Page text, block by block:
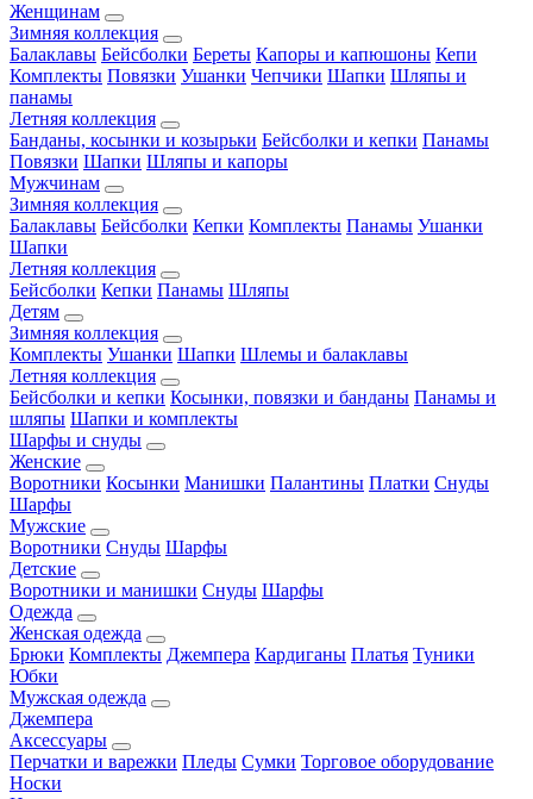
Женщинам
Зимняя коллекция
Балаклавы Бейсболки Береты Капоры и капюшоны Кепи
Комплекты Повязки Ушанки Чепчики Шапки Шляпы и
панамы
Летняя коллекция
Банданы, косынки и козырьки Бейсболки и кепки Панамы
Повязки Шапки Шляпы и капоры
Мужчинам
Зимняя коллекция
Балаклавы Бейсболки Кепки Комплекты Панамы Ушанки
Шапки
Летняя коллекция
Бейсболки Кепки Панамы Шляпы
Детям
Зимняя коллекция
Комплекты Ушанки Шапки Шлемы и балаклавы
Летняя коллекция
Бейсболки и кепки Косынки, повязки и банданы Панамы и
шляпы Шапки и комплекты
Шарфы и снуды
Женские
Воротники Косынки Манишки Палантины Платки Снуды
Шарфы
Мужские
Воротники Снуды Шарфы
Детские
Воротники и манишки Снуды Шарфы
Одежда
Женская одежда
Брюки Комплекты Джемпера Кардиганы Платья Туники
Юбки
Мужская одежда
Джемпера
Аксессуары
Перчатки и варежки Пледы Сумки Торговое оборудование
Носки